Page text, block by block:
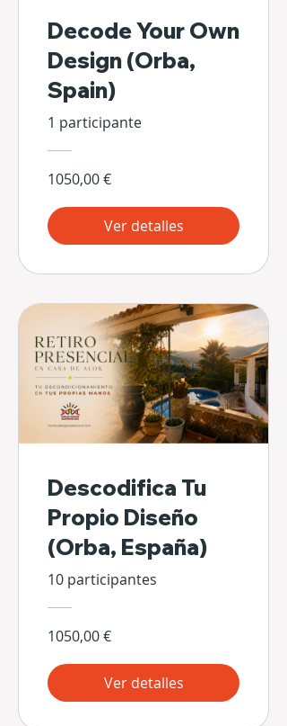
Decode Your Own
Design (Orba,
Spain)
1 participante
1050,00 €
Ver detalles
Descodifica Tu
Propio Diseño
(Orba, España)
10 participantes
1050,00 €
Ver detalles